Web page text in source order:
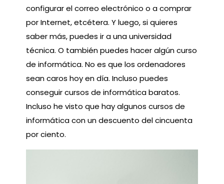
configurar el correo electrónico o a comprar
por Internet, etcétera. Y luego, si quieres
saber más, puedes ir a una universidad
técnica. O también puedes hacer algún curso
de informática. No es que los ordenadores
sean caros hoy en día. Incluso puedes
conseguir cursos de informática baratos.
Incluso he visto que hay algunos cursos de
informática con un descuento del cincuenta
por ciento.